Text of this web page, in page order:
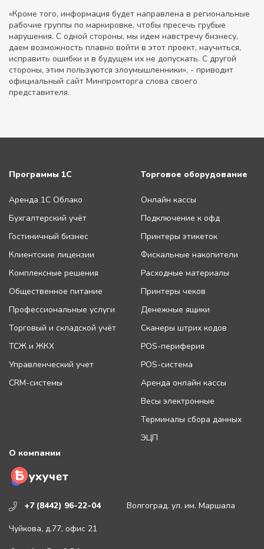
«Кроме того, информация будет направлена в региональные
рабочие группы по маркировке, чтобы пресечь грубые
нарушения. С одной стороны, мы идем навстречу бизнесу,
даем возможность плавно войти в этот проект, научиться,
исправить ошибки и в будущем их не допускать. С другой
стороны, этим пользуются злоумышленники», - приводит
официальный сайт Минпромторга слова своего
представителя.
+7 (8442) 96-22-04 Волгоград. ул. им. Маршала
Чуйкова, д.77, офис 21
Программы 1С
Аренда 1С Облако
Бухгалтерский учёт
Гостиничный бизнес
Клиентские лицензии
Комплексные решения
Общественное питание
Профессиональные услуги
Торговый и складской учёт
ТСЖ и ЖКХ
Управленческий учет
CRM-системы
Торговое оборудование
Онлайн кассы
Подключение к офд
Принтеры этикеток
Фискальные накопители
Расходные материалы
Принтеры чеков
Денежные ящики
Сканеры штрих кодов
POS-периферия
POS-система
Аренда онлайн кассы
Весы электронные
Терминалы сбора данных
ЭЦП
О компании